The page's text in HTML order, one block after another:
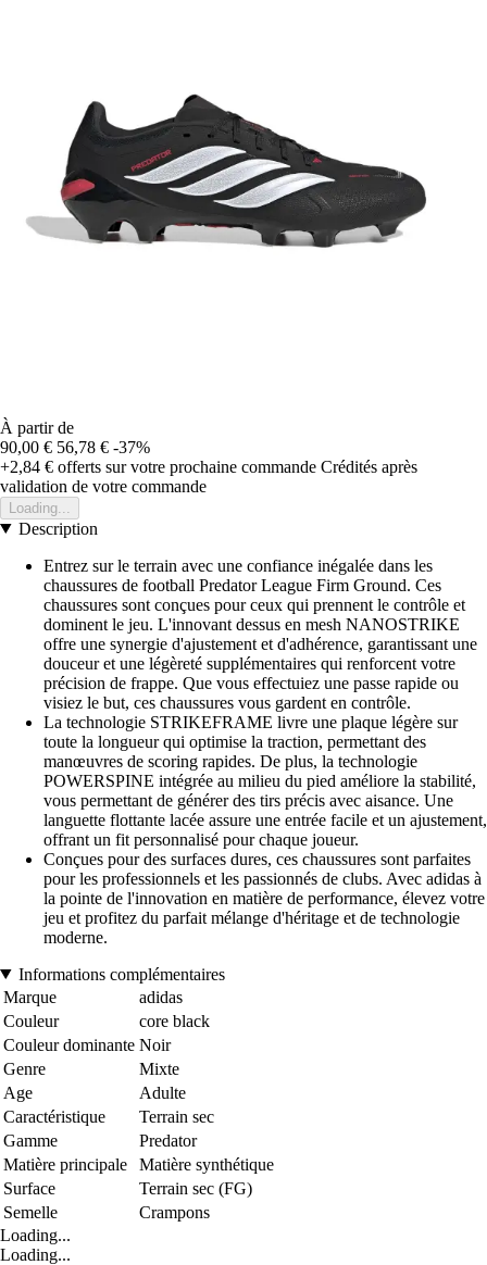
À partir de
90,00 € 56,78 € -37%
+2,84 € offerts sur votre prochaine commande Crédités après
validation de votre commande
Loading...
Description
Entrez sur le terrain avec une confiance inégalée dans les
chaussures de football Predator League Firm Ground. Ces
chaussures sont conçues pour ceux qui prennent le contrôle et
dominent le jeu. L'innovant dessus en mesh NANOSTRIKE
offre une synergie d'ajustement et d'adhérence, garantissant une
douceur et une légèreté supplémentaires qui renforcent votre
précision de frappe. Que vous effectuiez une passe rapide ou
visiez le but, ces chaussures vous gardent en contrôle.
La technologie STRIKEFRAME livre une plaque légère sur
toute la longueur qui optimise la traction, permettant des
manœuvres de scoring rapides. De plus, la technologie
POWERSPINE intégrée au milieu du pied améliore la stabilité,
vous permettant de générer des tirs précis avec aisance. Une
languette flottante lacée assure une entrée facile et un ajustement,
offrant un fit personnalisé pour chaque joueur.
Conçues pour des surfaces dures, ces chaussures sont parfaites
pour les professionnels et les passionnés de clubs. Avec adidas à
la pointe de l'innovation en matière de performance, élevez votre
jeu et profitez du parfait mélange d'héritage et de technologie
moderne.
Informations complémentaires
Marque
adidas
Couleur
core black
Couleur dominante Noir
Genre
Mixte
Age
Adulte
Caractéristique
Terrain sec
Gamme
Predator
Matière principale
Matière synthétique
Surface
Terrain sec (FG)
Semelle
Crampons
Loading...
Loading...